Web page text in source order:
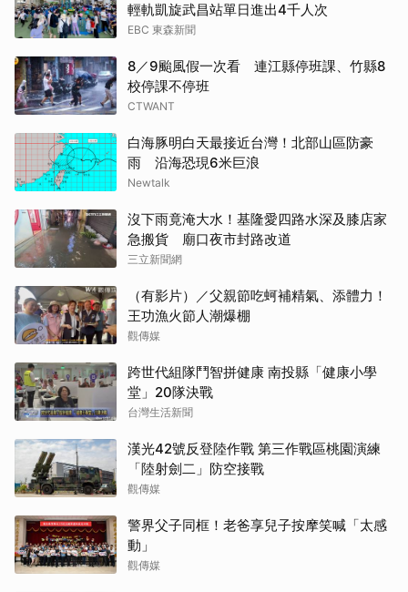
輕軌凱旋武昌站單日進出4千人次
EBC 東森新聞
8／9颱風假一次看 連江縣停班課、竹縣8
校停課不停班
CTWANT
白海豚明白天最接近台灣！北部山區防豪
雨 沿海恐現6米巨浪
Newtalk
沒下雨竟淹大水！基隆愛四路水深及膝店家
急搬貨 廟口夜市封路改道
三立新聞網
（有影片）／父親節吃蚵補精氣、添體力！
王功漁火節人潮爆棚
觀傳媒
跨世代組隊鬥智拼健康 南投縣「健康小學
堂」20隊決戰
台灣生活新聞
漢光42號反登陸作戰 第三作戰區桃園演練
「陸射劍二」防空接戰
觀傳媒
警界父子同框！老爸享兒子按摩笑喊「太感
動」
觀傳媒